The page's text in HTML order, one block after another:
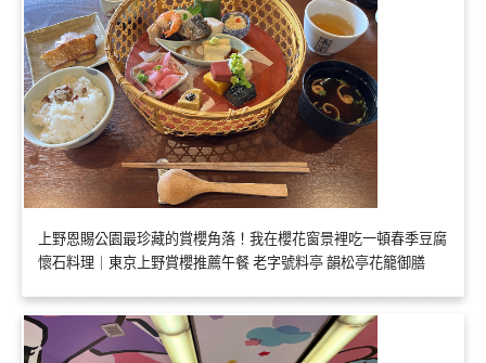
上野恩賜公園最珍藏的賞櫻角落！我在櫻花窗景裡吃一頓春季豆腐
懷石料理｜東京上野賞櫻推薦午餐 老字號料亭 韻松亭花籠御膳